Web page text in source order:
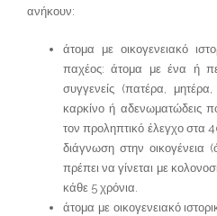
ανήκουν:
άτομα με οικογενειακό
παχέος: άτομα με ένα ή
συγγενείς (πατέρα,
καρκίνο ή αδενωματώδεις
τον προληπτικό έλεγχο στα
διάγνωση στην οικογένεια
πρέπει να γίνεται με
κάθε 5 χρόνια.
άτομα με οικογενειακό